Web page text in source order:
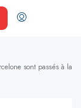
sont passés à la